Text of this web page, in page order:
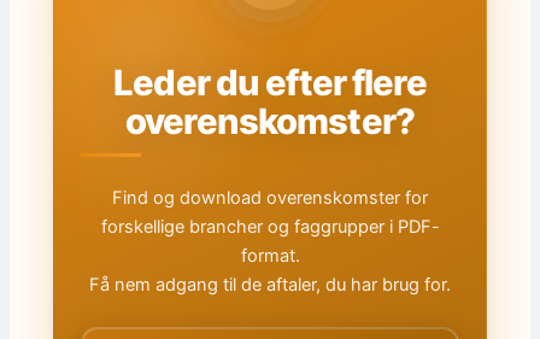
Leder du efter flere
overenskomster?
Find og download overenskomster for
forskellige brancher og faggrupper i PDF-
format.
Få nem adgang til de aftaler, du har brug for.